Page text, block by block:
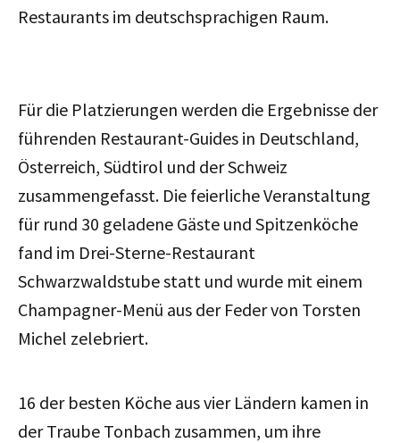
Restaurants im deutschsprachigen Raum.
Für die Platzierungen werden die Ergebnisse der
führenden Restaurant-Guides in Deutschland,
Österreich, Südtirol und der Schweiz
zusammengefasst. Die feierliche Veranstaltung
für rund 30 geladene Gäste und Spitzenköche
fand im Drei-Sterne-Restaurant
Schwarzwaldstube statt und wurde mit einem
Champagner-Menü aus der Feder von Torsten
Michel zelebriert.
16 der besten Köche aus vier Ländern kamen in
der Traube Tonbach zusammen, um ihre